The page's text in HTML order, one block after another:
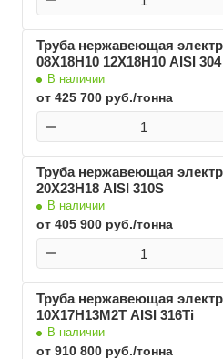
Труба нержавеющая
08Х18Н10 12Х18Н10 AISI 304
В наличии
от 425 700 руб./тонна
Труба нержавеющая
20Х23Н18 AISI 310S
В наличии
от 405 900 руб./тонна
Труба нержавеющая
10Х17Н13М2Т AISI 316Ti
В наличии
от 910 800 руб./тонна